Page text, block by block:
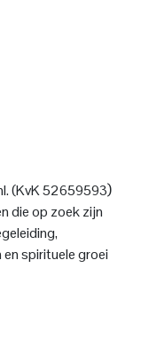
(KvK 52659593)
die op zoek zijn
spirituele groei